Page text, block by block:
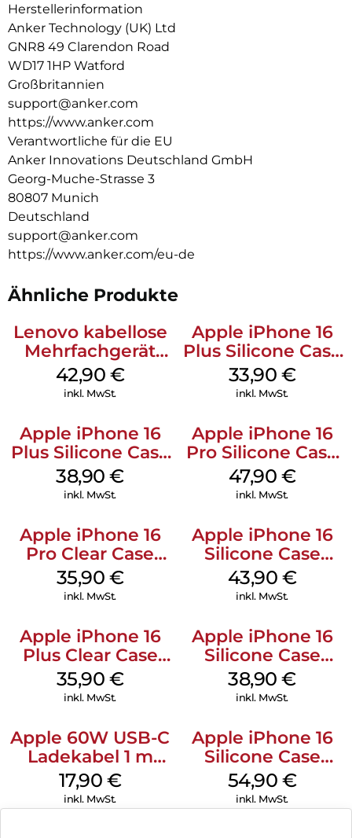
Baseball, ideal für unterwegs und auf Reisen.
Herstellerinformation
Anker Technology (UK) Ltd
GNR8 49 Clarendon Road
WD17 1HP Watford
Großbritannien
support@anker.com
https://www.anker.com
Verantwortliche für die EU
Anker Innovations Deutschland GmbH
Georg-Muche-Strasse 3
80807 Munich
Deutschland
support@anker.com
https://www.anker.com/eu-de
Ähnliche Produkte
Lenovo kabellose
Mehrfachgerät
Luna Grey
42,90 €
inkl. MwSt.
Apple iPhone 16
Plus Silicone Case
MagSafe Lake
Green
33,90 €
inkl. MwSt.
Apple iPhone 16
Plus Silicone Case
MagSafe Denim
38,90€
inkl. MwSt.
Apple iPhone 16
Pro Silicone Case
MagSafe Denim
47,90 €
inkl. MwSt.
Apple iPhone 16
Pro Clear Case
MagSafe
Transparent
35,90 €
inkl. MwSt.
Apple iPhone 16
Silicone Case
MagSafe Plum
43,90 €
inkl. MwSt.
Apple iPhone 16
Plus Clear Case
MagSafe
Transparent
35,90 €
inkl. MwSt.
Apple iPhone 16
Silicone Case
MagSafe
Ultramarine
38,90€
inkl. MwSt.
Apple 60W USB-C
Ladekabel 1 m
Weiß
17,90 €
inkl. MwSt.
Apple iPhone 16
Silicone Case
MagSafe Lake
Green
54,90 €
inkl. MwSt.